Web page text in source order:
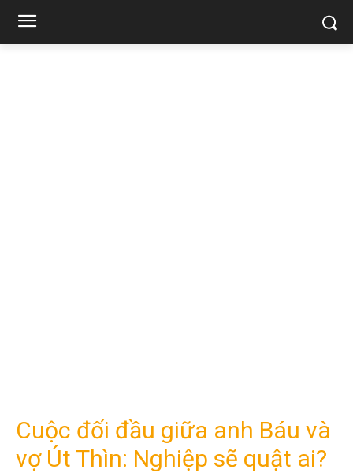
Cuộc đối đầu giữa anh Báu và
vợ Út Thìn: Nghiệp sẽ quật ai?